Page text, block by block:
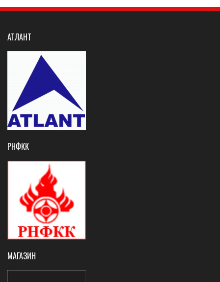
АТЛАНТ
РНФКК
МАГАЗИН